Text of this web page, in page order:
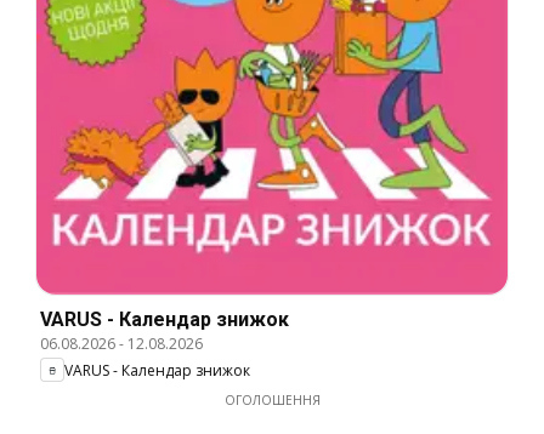
VARUS - Календар знижок
06.08.2026- 12.08.2026
VARUS - Календар знижок
ОГОЛОШЕННЯ